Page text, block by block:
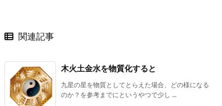
関連記事
木火土金水を物質化すると
九星の星を物質としてとらえた場合、どの様になる
のか？を参考までにというやつで少し ...